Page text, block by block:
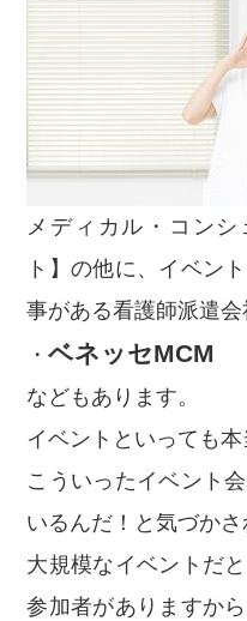
メディカル・コン
ト】の他に、イベン
事がある看護師派遣会
・ベネッセMCM
などもあります。
イベントといっても本
こういったイベント
いるんだ！と気づかさ
大規模なイベントだ
参加者がありますか